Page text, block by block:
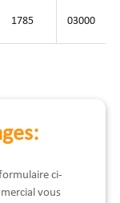
1785 03000
ci-
vous